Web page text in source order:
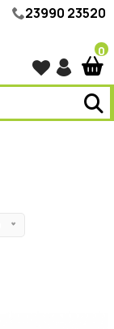
23990 23520
0